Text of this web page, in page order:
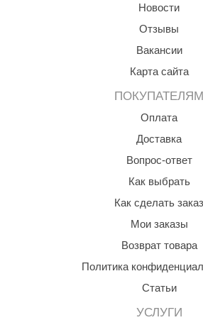
Новости
Отзывы
Вакансии
Карта сайта
ПОКУПАТЕЛЯМ
Оплата
Доставка
Вопрос-ответ
Как выбрать
Как сделать заказ
Мои заказы
Возврат товара
Политика
Статьи
УСЛУГИ